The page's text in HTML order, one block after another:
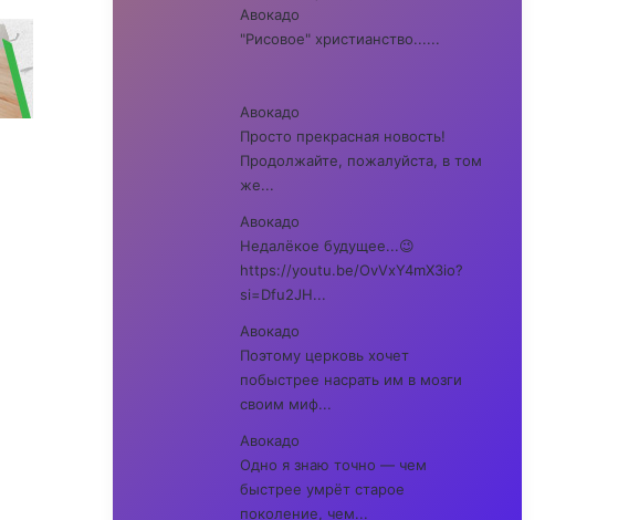
Авокадо
"Рисовое" христианство......
Авокадо
Просто прекрасная новость!
Продолжайте, пожалуйста, в том
же...
Авокадо
Недалёкое будущее...😉
https://youtu.be/OvVxY4mX3io?
si=Dfu2JH...
Авокадо
Поэтому церковь хочет
побыстрее насрать им в мозги
своим миф...
Авокадо
Одно я знаю точно — чем
быстрее умрёт старое
поколение, чем...